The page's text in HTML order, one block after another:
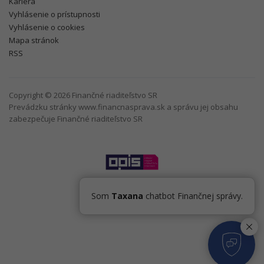
Vyhlásenie o prístupnosti
Vyhlásenie o cookies
Mapa stránok
RSS
Copyright © 2026 Finančné riaditeľstvo SR
Prevádzku stránky www.financnasprava.sk a správu jej obsahu
zabezpečuje Finančné riaditeľstvo SR
Som Taxana chatbot Finančnej správy.